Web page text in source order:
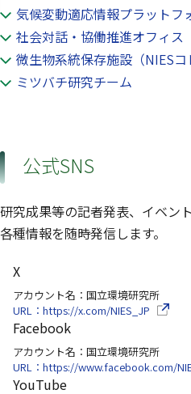
気候変動適応情報プラットフ
社会対話・協働推進オフィス
微生物系統保存施設（NIESコ
ミツバチ研究チーム
公式SNS
研究成果等の記者発表、イベン
各種情報を随時発信します。
X
アカウント名：国立環境研究所
URL：https://x.com/NIES_JP （別ウ
Facebook
アカウント名：国立環境研究所
URL：https://www.facebook.com/
YouTube